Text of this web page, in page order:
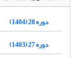
دوره 28 (1404)
دوره 27 (1403)